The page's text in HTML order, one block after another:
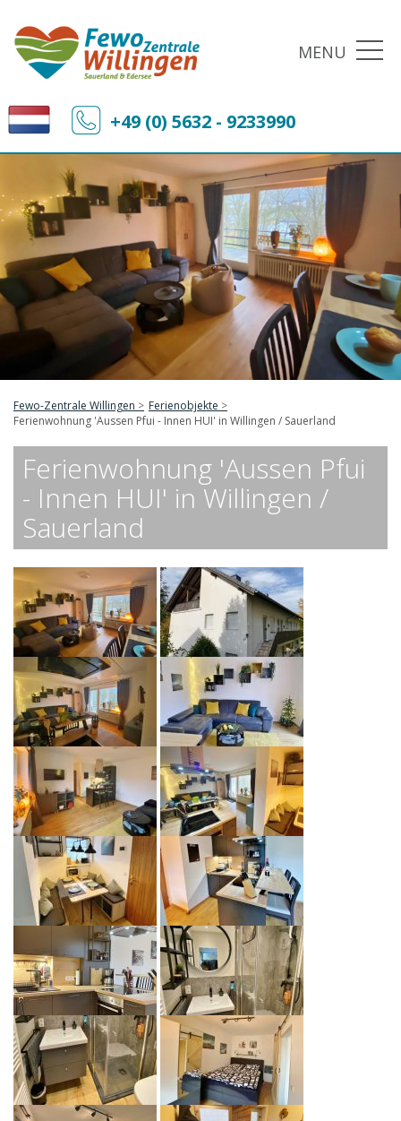
MENU
+49 (0) 5632 - 9233990
Fewo-Zentrale Willingen
Ferienobjekte
Ferienwohnung 'Aussen Pfui - Innen HUI' in Willingen / Sauerland
Ferienwohnung 'Aussen Pfui
- Innen HUI' in Willingen /
Sauerland